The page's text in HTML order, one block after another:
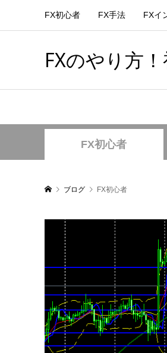
FX初心者 FX手法 FXイ
FXのやり方
FX初心者
ブログ FX初心者